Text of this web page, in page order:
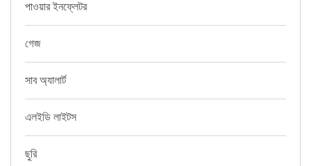
পাওয়ার ইনফ্লেটর
গেজ
সাব অ্যালার্ট
এলইডি লাইটস
ছুরি